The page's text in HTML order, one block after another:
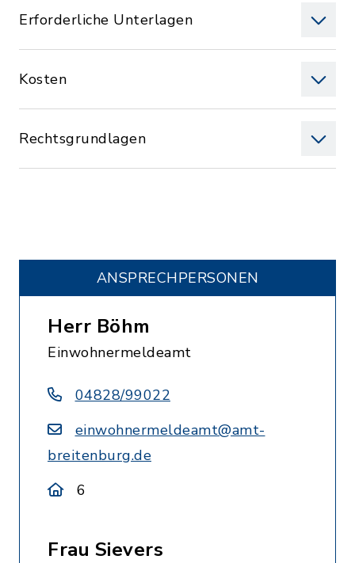
Erforderliche Unterlagen
Kosten
Rechtsgrundlagen
ANSPRECHPERSONEN
Herr Böhm
Einwohnermeldeamt
04828/99022
einwohnermeldeamt@amt-
breitenburg.de
6
Frau Sievers